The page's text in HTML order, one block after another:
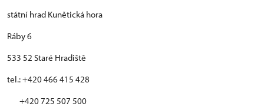
státní hrad Kunětická hora
Ráby 6
533 52 Staré Hradiště
tel.: +420 466 415 428
+420 725 507 500